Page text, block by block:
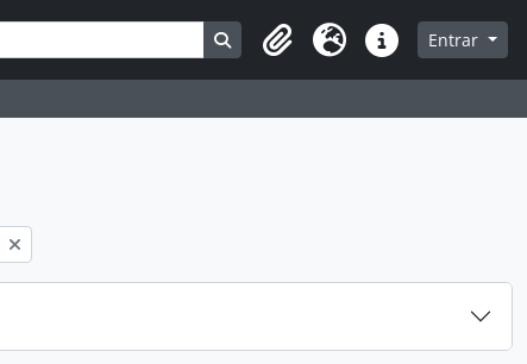
Busque na página de navegação
Clipboard
Idioma Atalhos Entrar